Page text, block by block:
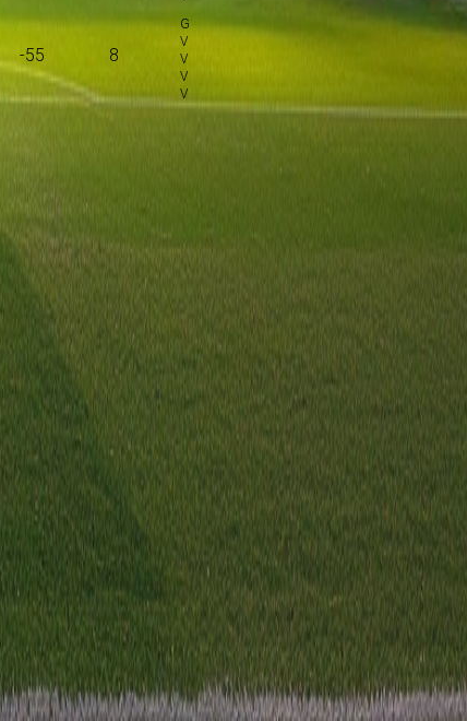
-55 8
de Serie D.